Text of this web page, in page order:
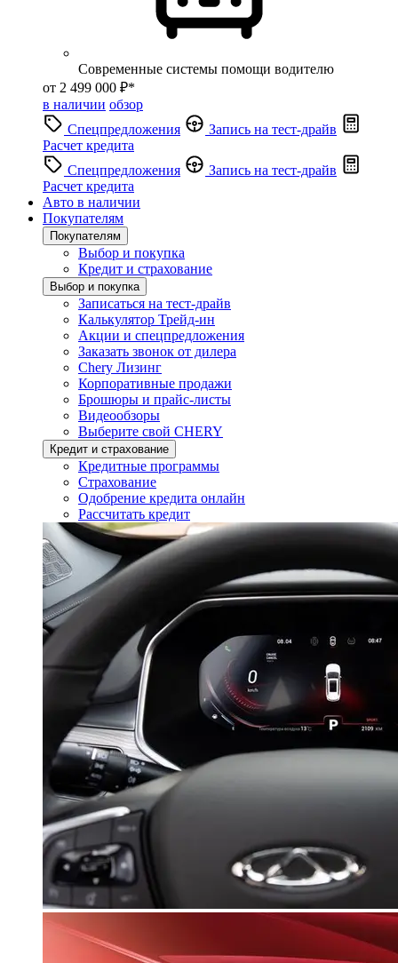
Современные системы помощи водителю
от 2 499 000 ₽*
в наличии обзор
Спецпредложения
Запись на тест-драйв
Расчет кредита
Спецпредложения
Запись на тест-драйв
Расчет кредита
Авто в наличии
Покупателям
Покупателям
Выбор и покупка
Кредит и страхование
Выбор и покупка
Записаться на тест-драйв
Калькулятор Трейд-ин
Акции и спецпредложения
Заказать звонок от дилера
Chery Лизинг
Корпоративные продажи
Брошюры и прайс-листы
Видеообзоры
Выберите свой CHERY
Кредит и страхование
Кредитные программы
Страхование
Одобрение кредита онлайн
Рассчитать кредит